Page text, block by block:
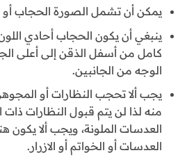
يمكن أن تشمل الصورة الحجاب أو
ينبغي أن يكون الحجاب أحادي
كامل من أسفل الذقن إلى أعلى
الوجه من الجانبين.
يجب ألا تحجب النظارات أو
منه لذا لن يتم قبول النظارات
العدسات الملونة، ويجب ألا
العدسات أو الخواتم أو الازرار.